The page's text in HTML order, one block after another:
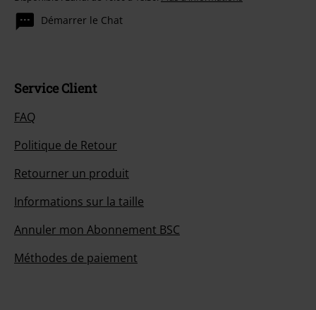
Démarrer le Chat
Service Client
FAQ
Politique de Retour
Retourner un produit
Informations sur la taille
Annuler mon Abonnement BSC
Méthodes de paiement